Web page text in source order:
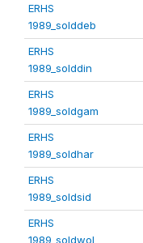
ERHS
1989_solddeb
ERHS
1989_solddin
ERHS
1989_soldgam
ERHS
1989_soldhar
ERHS
1989_soldsid
ERHS
1989_soldwol